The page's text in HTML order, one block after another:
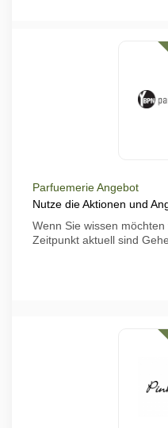
Parfuemerie Angebot
Nutze die Aktionen und
Wenn Sie wissen
Zeitpunkt aktuell sind